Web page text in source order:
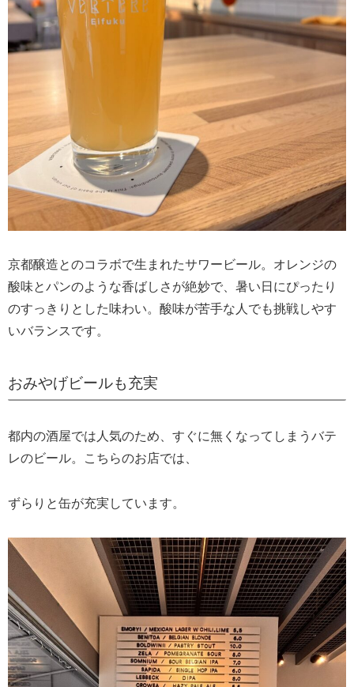
京都醸造とのコラボで生まれたサワービール。オレンジの
酸味とパンのような香ばしさが絶妙で、暑い日にぴったり
のすっきりとした味わい。酸味が苦手な人でも挑戦しやす
いバランスです。
おみやげビールも充実
都内の酒屋では人気のため、すぐに無くなってしまうバテ
レのビール。こちらのお店では、
ずらりと缶が充実しています。